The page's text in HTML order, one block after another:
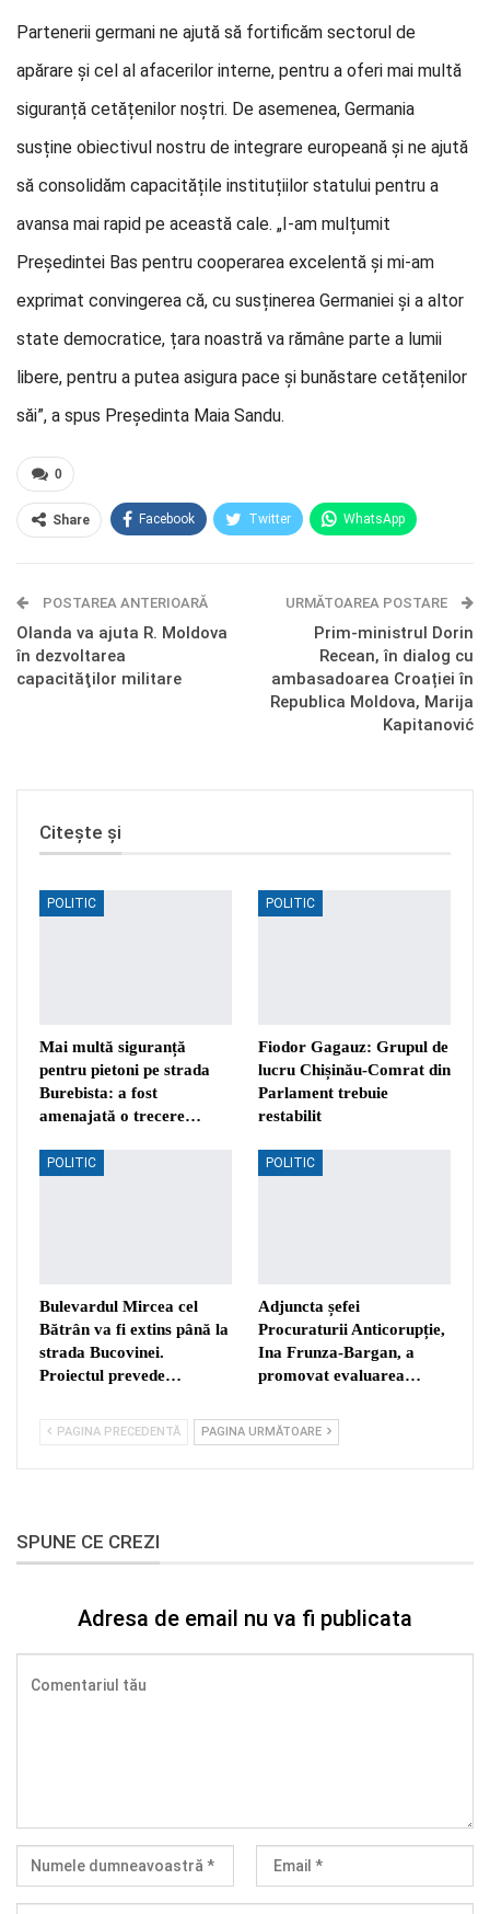
Partenerii germani ne ajută să fortificăm sectorul de
apărare și cel al afacerilor interne, pentru a oferi mai multă
siguranță cetățenilor noștri. De asemenea, Germania
susține obiectivul nostru de integrare europeană și ne ajută
să consolidăm capacitățile instituțiilor statului pentru a
avansa mai rapid pe această cale. „I-am mulțumit
Președintei Bas pentru cooperarea excelentă și mi-am
exprimat convingerea că, cu susținerea Germaniei și a altor
state democratice, țara noastră va rămâne parte a lumii
libere, pentru a putea asigura pace și bunăstare cetățenilor
săi”, a spus Președinta Maia Sandu.
0
Share Facebook Twitter WhatsApp
Telegram OK.ru
POSTAREA ANTERIOARĂ
Olanda va ajuta R. Moldova
în dezvoltarea
capacităţilor militare
URMĂTOAREA POSTARE
Prim-ministrul Dorin
Recean, în dialog cu
ambasadoarea Croației în
Republica Moldova, Marija
Kapitanović
Citește și
POLITIC
Mai multă siguranță
pentru pietoni pe strada
Burebista: a fost
amenajată o trecere…
POLITIC
Fiodor Gagauz: Grupul de
lucru Chișinău-Comrat din
Parlament trebuie
restabilit
POLITIC
Bulevardul Mircea cel
Bătrân va fi extins până la
strada Bucovinei.
Proiectul prevede…
POLITIC
Adjuncta șefei
Procuraturii Anticorupție,
Ina Frunza-Bargan, a
promovat evaluarea…
PAGINA PRECEDENTĂ PAGINA URMĂTOARE
SPUNE CE CREZI
Adresa de email nu va fi publicata